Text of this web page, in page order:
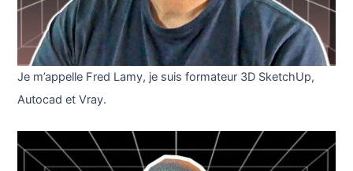
Je m’appelle Fred Lamy, je suis formateur 3D SketchUp,
Autocad et Vray.